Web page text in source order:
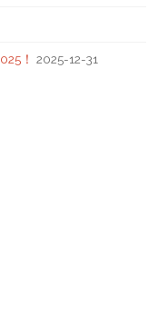
！ 2025-12-31